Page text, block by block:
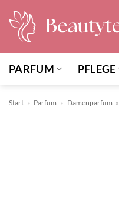
Inhalt
springen
PARFUM PFLEGE
Start » Parfum » Damenparfum »